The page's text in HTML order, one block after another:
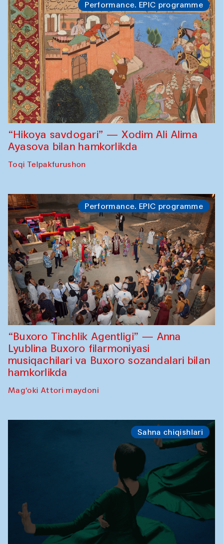
Performance. EPIC programme
“Hikoya savdogari” — Xodim Ali Alima
Ayasova bilan hamkorlikda
Toqi Telpakfurushon
Performance. EPIC programme
“Buxoro Tinchlik Agentligi” — Anna
Lyublina Buxoro filarmoniyasi
musiqachilari va Buxoro sozandalari bilan
hamkorlikda
Mag‘oki Attori maydoni
Sahna chiqishlari